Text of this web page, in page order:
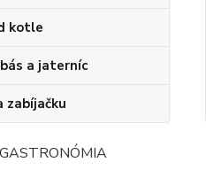
kotle
a jaterníc
zabíjačku